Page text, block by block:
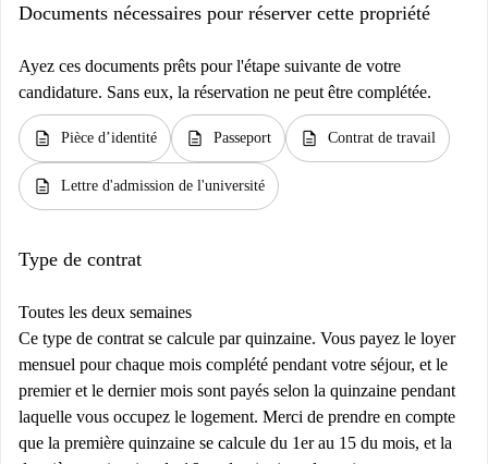
Documents nécessaires pour réserver cette propriété
Ayez ces documents prêts pour l'étape suivante de votre
candidature. Sans eux, la réservation ne peut être complétée.
description Pièce d’identité description Passeport description Contrat de travail
description Lettre d'admission de l'université
Type de contrat
Toutes les deux semaines
Ce type de contrat se calcule par quinzaine. Vous payez le loyer
mensuel pour chaque mois complété pendant votre séjour, et le
premier et le dernier mois sont payés selon la quinzaine pendant
laquelle vous occupez le logement. Merci de prendre en compte
que la première quinzaine se calcule du 1er au 15 du mois, et la